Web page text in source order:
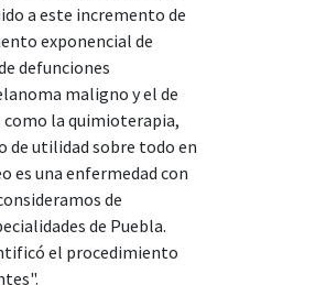
a este incremento de
exponencial de
defunciones
maligno y el de
la quimioterapia,
de utilidad sobre todo en
es una enfermedad con
de
de Puebla.
el procedimiento